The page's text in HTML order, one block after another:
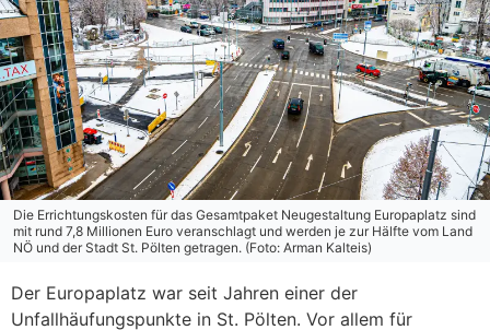
Die Errichtungskosten für das Gesamtpaket Neugestaltung Europaplatz sind
mit rund 7,8 Millionen Euro veranschlagt und werden je zur Hälfte vom Land
NÖ und der Stadt St. Pölten getragen. (Foto: Arman Kalteis)
Der Europaplatz war seit Jahren einer der
Unfallhäufungspunkte in St. Pölten. Vor allem für